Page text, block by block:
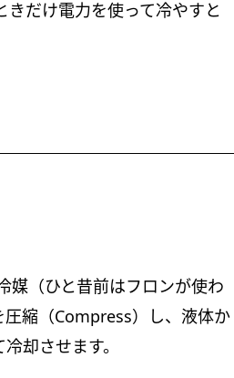
だけ電力を使って冷やすと
媒（ひと昔前はフロンが使わ
縮（Compress）し、液体か
却させます。